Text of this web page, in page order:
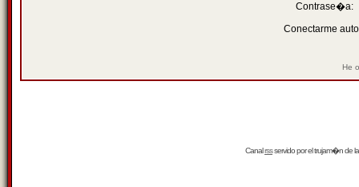
Contrase�a:
Conectarme
He
Canalrssservido por eltrujam�nde